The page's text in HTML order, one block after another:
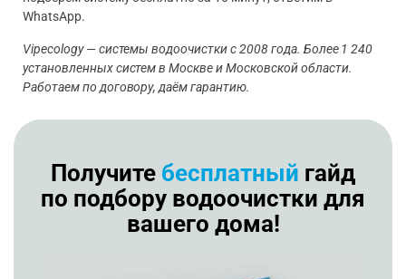
WhatsApp.
Vipecology — системы водоочистки с 2008 года. Более 1 240
установленных систем в Москве и Московской области.
Работаем по договору, даём гарантию.
Получите бесплатный гайд
по подбору водоочистки для
вашего дома!